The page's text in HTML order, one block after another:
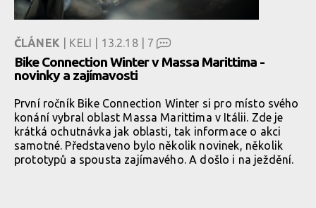
ČLÁNEK | KELI | 13.2.18 | 7
Bike Connection Winter v Massa Marittima -
novinky a zajímavosti
První ročník Bike Connection Winter si pro místo svého
konání vybral oblast Massa Marittima v Itálii. Zde je
krátká ochutnávka jak oblasti, tak informace o akci
samotné. Představeno bylo několik novinek, několik
prototypů a spousta zajímavého. A došlo i na ježdění.